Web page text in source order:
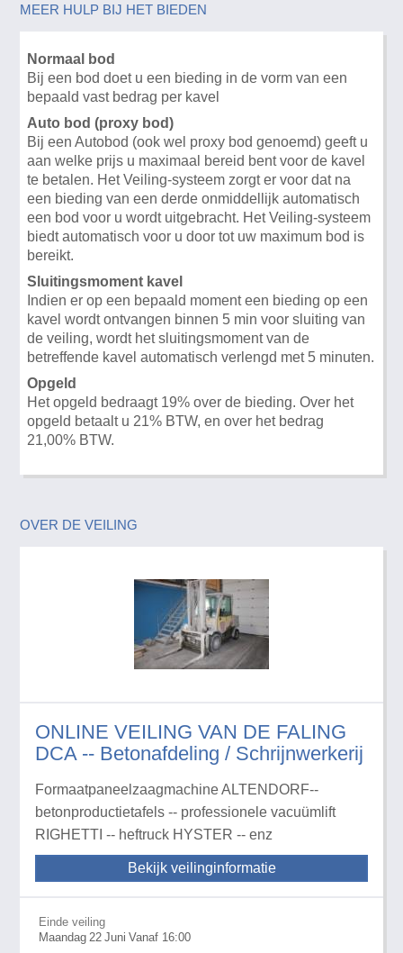
MEER HULP BIJ HET BIEDEN
Normaal bod
Bij een bod doet u een bieding in de vorm van een
bepaald vast bedrag per kavel
Auto bod (proxy bod)
Bij een Autobod (ook wel proxy bod genoemd) geeft u
aan welke prijs u maximaal bereid bent voor de kavel
te betalen. Het Veiling-systeem zorgt er voor dat na
een bieding van een derde onmiddellijk automatisch
een bod voor u wordt uitgebracht. Het Veiling-systeem
biedt automatisch voor u door tot uw maximum bod is
bereikt.
Sluitingsmoment kavel
Indien er op een bepaald moment een bieding op een
kavel wordt ontvangen binnen 5 min voor sluiting van
de veiling, wordt het sluitingsmoment van de
betreffende kavel automatisch verlengd met 5 minuten.
Opgeld
Het opgeld bedraagt 19% over de bieding. Over het
opgeld betaalt u 21% BTW, en over het bedrag
21,00% BTW.
OVER DE VEILING
ONLINE VEILING VAN DE FALING
DCA -- Betonafdeling / Schrijnwerkerij
Formaatpaneelzaagmachine ALTENDORF--
betonproductietafels -- professionele vacuümlift
RIGHETTI -- heftruck HYSTER -- enz
Bekijk veilinginformatie
Einde veiling
Maandag 22 Juni Vanaf 16:00